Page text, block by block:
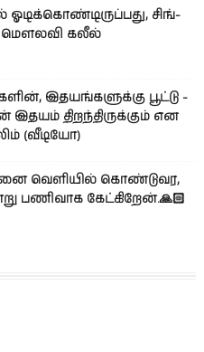
சிங்­
மௌலவி கலீல்
இதயங்களுக்கு பூட்டு -
திறந்திருக்கும் என
(வீடியோ)
வெளியில் கொண்டுவர,
பணிவாக கேட்கிறேன்.🙏🏻